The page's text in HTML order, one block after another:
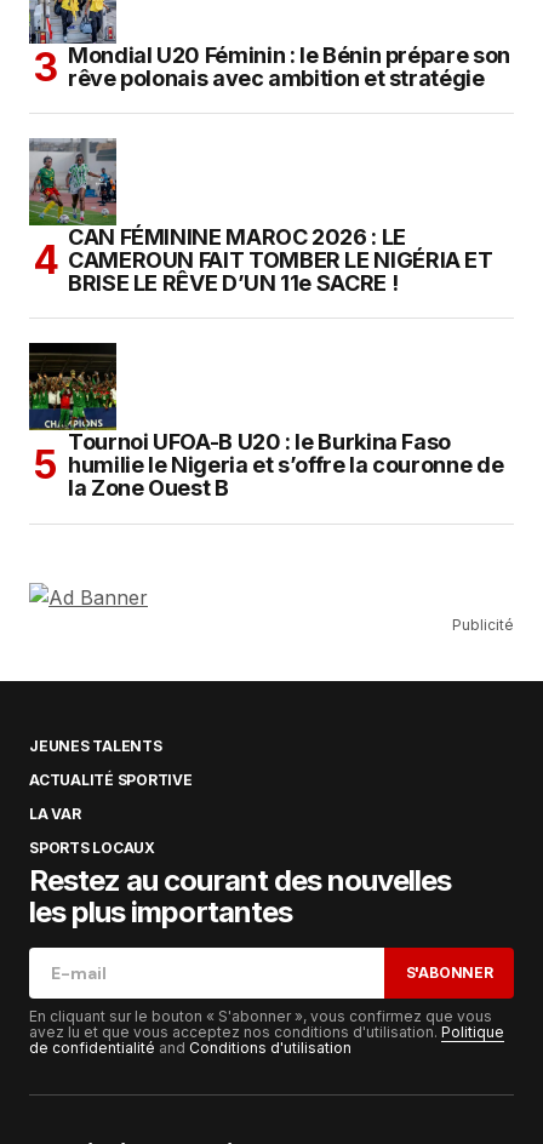
Mondial U20 Féminin : le Bénin prépare son
rêve polonais avec ambition et stratégie
CAN FÉMININE MAROC 2026 : LE
CAMEROUN FAIT TOMBER LE NIGÉRIA ET
BRISE LE RÊVE D’UN 11e SACRE !
Tournoi UFOA-B U20 : le Burkina Faso
humilie le Nigeria et s’offre la couronne de
la Zone Ouest B
Publicité
JEUNES TALENTS
ACTUALITÉ SPORTIVE
LA VAR
SPORTS LOCAUX
Restez au courant des nouvelles
les plus importantes
S'ABONNER
En cliquant sur le bouton « S'abonner », vous confirmez que vous
avez lu et que vous acceptez nos conditions d'utilisation. Politique
de confidentialité and Conditions d'utilisation